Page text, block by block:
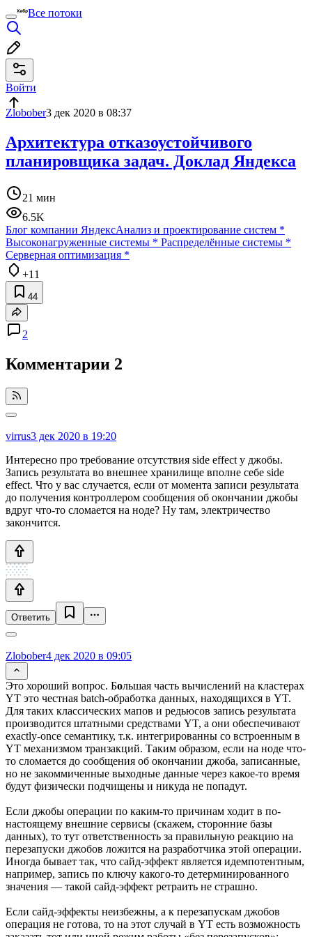
Все потоки
Войти
Zlobober3 дек 2020 в 08:37
Архитектура отказоустойчивого
планировщика задач. Доклад Яндекса
21 мин
6.5K
Блог компании ЯндексАнализ и проектирование систем *
Высоконагруженные системы * Распределённые системы *
Серверная оптимизация *
+11
44
2
Комментарии 2
virrus3 дек 2020 в 19:20
Интересно про требование отсутствия side effect у джобы.
Запись результата во внешнее хранилище вполне себе side
effect. Что у вас случается, если от момента записи результата
до получения контроллером сообщения об окончании джобы
вдруг что-то сломается на ноде? Ну там, электричество
закончится.
Ответить
Zlobober4 дек 2020 в 09:05
Это хороший вопрос. Большая часть вычислений на кластерах
YT это честная batch-обработка данных, находящихся в YT.
Для таких классических мапов и редьюсов запись результата
производится штатными средствами YT, а они обеспечивают
exactly-once семантику, т.к. интегрированны со встроенным в
YT механизмом транзакций. Таким образом, если на ноде что-
то сломается до сообщения об окончании джоба, записанные,
но не закоммиченные выходные данные через какое-то время
будут физически подчищены и никуда не попадут.
Если джобы операции по каким-то причинам ходит в по-
настоящему внешние сервисы (скажем, сторонние базы
данных), то тут ответственность за правильную реакцию на
перезапуски джобов ложится на разработчика этой операции.
Иногда бывает так, что сайд-эффект является идемпотентным,
например, запись по ключу какого-то детерминированного
значения — такой сайд-эффект ретраить не страшно.
Если сайд-эффекты неизбежны, а к перезапускам джобов
операция не готова, то на этот случай в YT есть возможность